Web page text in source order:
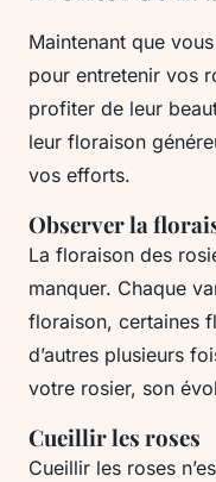
Maintenant que
pour entretenir vos
profiter de leur
leur floraison
vos efforts.
Observer la
La floraison des
manquer. Chaque
floraison, certaines
d’autres plusieurs
votre rosier, son
Cueillir les roses
Cueillir les roses